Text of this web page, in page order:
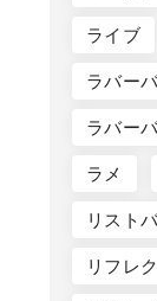
ライブ
ラバー
ラバー
ラメ
リスト
リフレ